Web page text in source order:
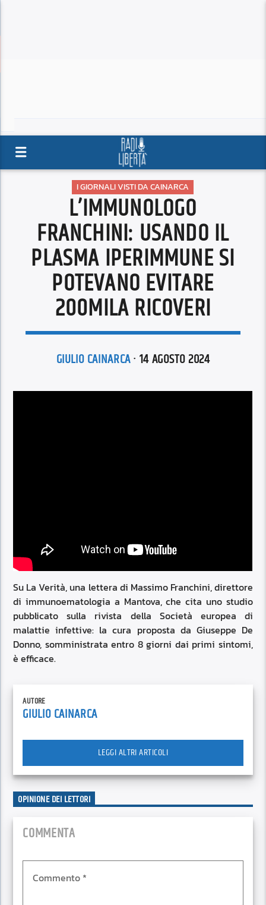
I GIORNALI VISTI DA CAINARCA
L’IMMUNOLOGO
FRANCHINI: USANDO IL
PLASMA IPERIMMUNE SI
POTEVANO EVITARE
200MILA RICOVERI
GIULIO CAINARCA· 14 AGOSTO 2024
Su La Verità, una lettera di Massimo Franchini, direttore
di immunoematologia a Mantova, che cita uno studio
pubblicato sulla rivista della Società europea di
malattie infettive: la cura proposta da Giuseppe De
Donno, somministrata entro 8 giorni dai primi sintomi,
è efficace.
AUTORE
GIULIO CAINARCA
LEGGI ALTRI ARTICOLI
OPINIONE DEI LETTORI
COMMENTA